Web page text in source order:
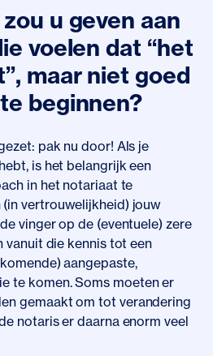
u geven aan
voelen dat “het
maar niet goed
beginnen?
pak nu door! Als je
is het belangrijk een
in het notariaat te
(in vertrouwelijkheid) jouw
vinger op de (eventuele) zere
vanuit die kennis tot een
aangepaste,
te komen. Soms moeten er
gemaakt om tot verandering
notaris er daarna enorm veel